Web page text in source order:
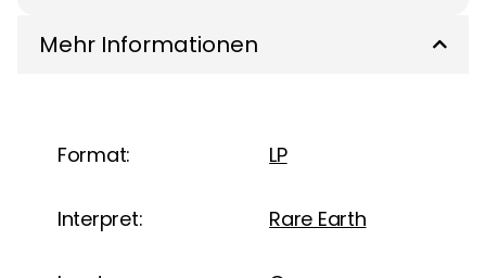
Mehr Informationen
Format: LP
Interpret: Rare Earth